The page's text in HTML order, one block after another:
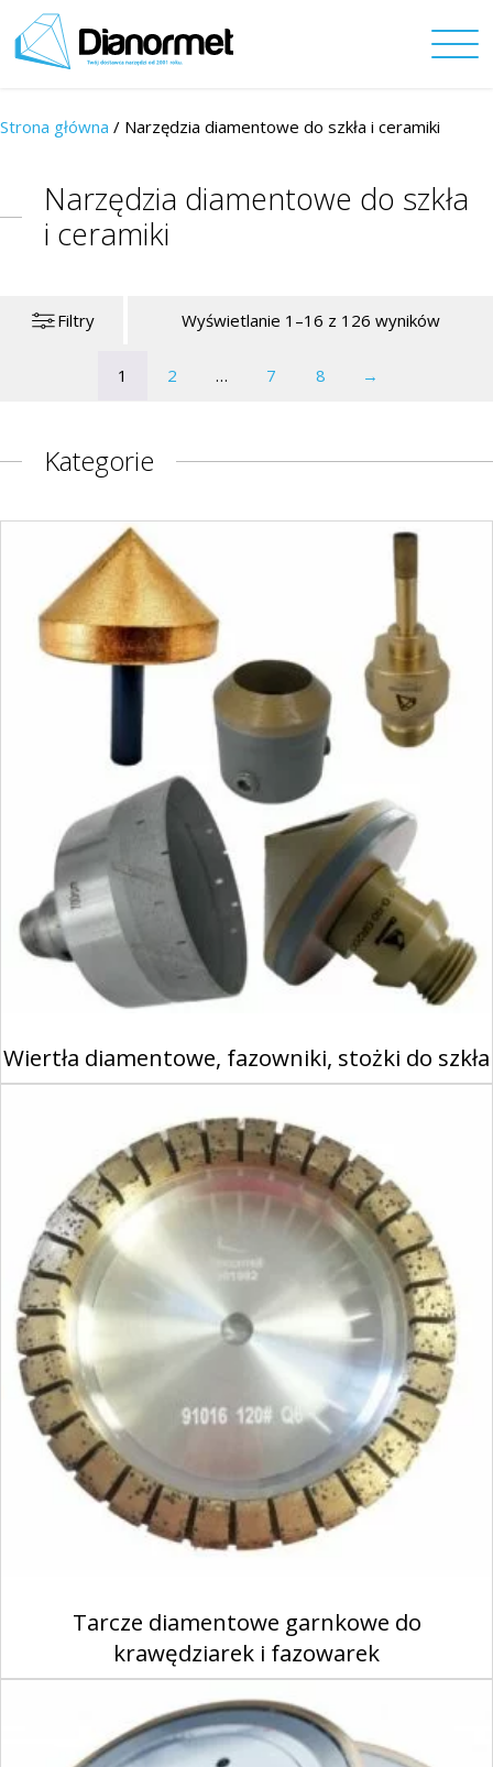
Strona główna / Narzędzia diamentowe do szkła i ceramiki
Narzędzia diamentowe do szkła
i ceramiki
Filtry Wyświetlanie 1–16 z 126 wyników
1 2 … 7 8 →
Kategorie
Wiertła diamentowe, fazowniki, stożki do szkła
Tarcze diamentowe garnkowe do
krawędziarek i fazowarek